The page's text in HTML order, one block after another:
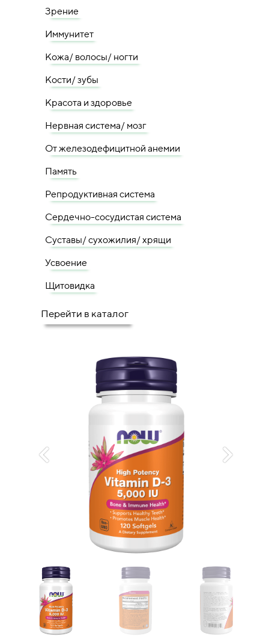
Зрение
Иммунитет
Кожа/ волосы/ ногти
Кости/ зубы
Красота и здоровье
Нервная система/ мозг
От железодефицитной анемии
Память
Репродуктивная система
Сердечно-сосудистая система
Суставы/ сухожилия/ хрящи
Усвоение
Щитовидка
Перейти в каталог